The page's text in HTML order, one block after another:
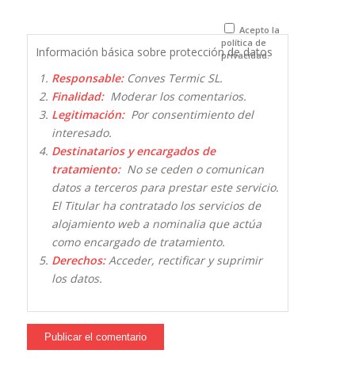
que comente.
Acepto la
política de
privacidad.
Información básica sobre protección de datos
Responsable:Conves Termic SL.
Finalidad:Moderar los comentarios.
Legitimación:Por consentimiento del
interesado.
Destinatarios y encargados de
tratamiento:No se ceden o comunican
datos a terceros para prestar este servicio.
El Titular ha contratado los servicios de
alojamiento web a nominalia que actúa
como encargado de tratamiento.
Derechos:Acceder, rectificar y suprimir
los datos.